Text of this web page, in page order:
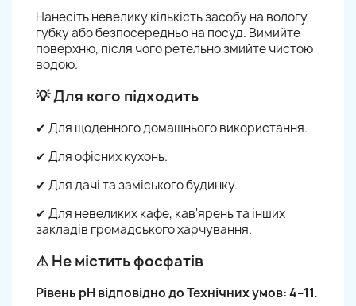
Нанесіть невелику кількість засобу на вологу
губку або безпосередньо на посуд. Вимийте
поверхню, після чого ретельно змийте чистою
водою.
💡 Для кого підходить
✔ Для щоденного домашнього використання.
✔ Для офісних кухонь.
✔ Для дачі та заміського будинку.
✔ Для невеликих кафе, кав'ярень та інших
закладів громадського харчування.
⚠ Не містить фосфатів
Рівень pH відповідно до Технічних умов: 4–11.